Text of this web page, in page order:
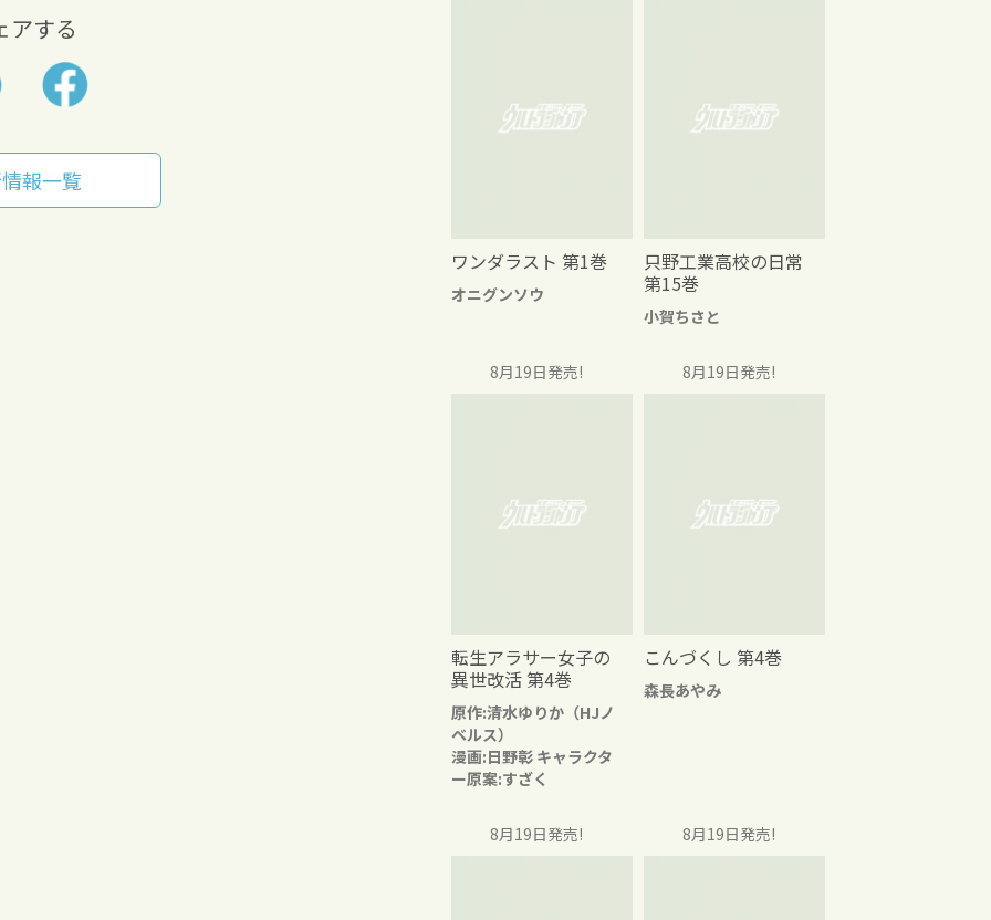
アする
報一覧
ワンダラスト 第1巻
オニグンソウ
只野工業高校の日常
第15巻
小賀ちさと
8月19日発売!
転生アラサー女子の
異世改活 第4巻
原作:清水ゆりか（HJノ
ベルス）
漫画:日野彰 キャラクタ
ー原案:すざく
8月19日発売!
こんづくし 第4巻
森長あやみ
8月19日発売! 8月19日発売!